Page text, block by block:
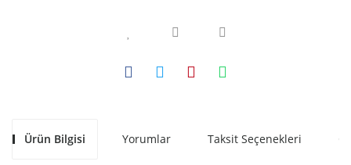
Ürün Bilgisi Yorumlar Taksit Seçenekleri